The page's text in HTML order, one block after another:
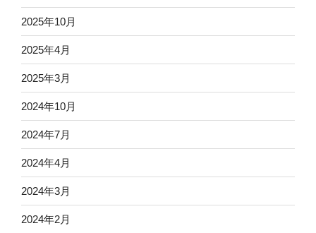
2025年10月
2025年4月
2025年3月
2024年10月
2024年7月
2024年4月
2024年3月
2024年2月